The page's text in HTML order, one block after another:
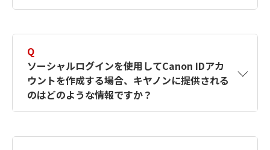
す。詳しい作成方法は【カメラ】Canon IDとは
何ですか？Canon IDの作成方法は？をご確認く
ださい。
Q
ソーシャルログインを使用してCanon IDアカ
ウントを作成する場合、キヤノンに提供される
のはどのような情報ですか？